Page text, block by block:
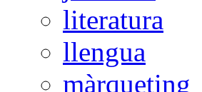
literatura
llengua
màrqueting